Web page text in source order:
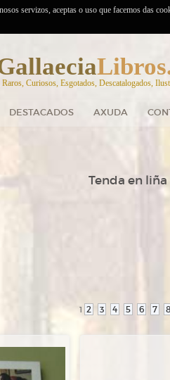
Curiosos, Esgotados, Descatalogados,
DESTACADOS AXUDA
Tenda en
1 2 3 4 5 6 7 8
servizos, aceptas o uso que facemos das